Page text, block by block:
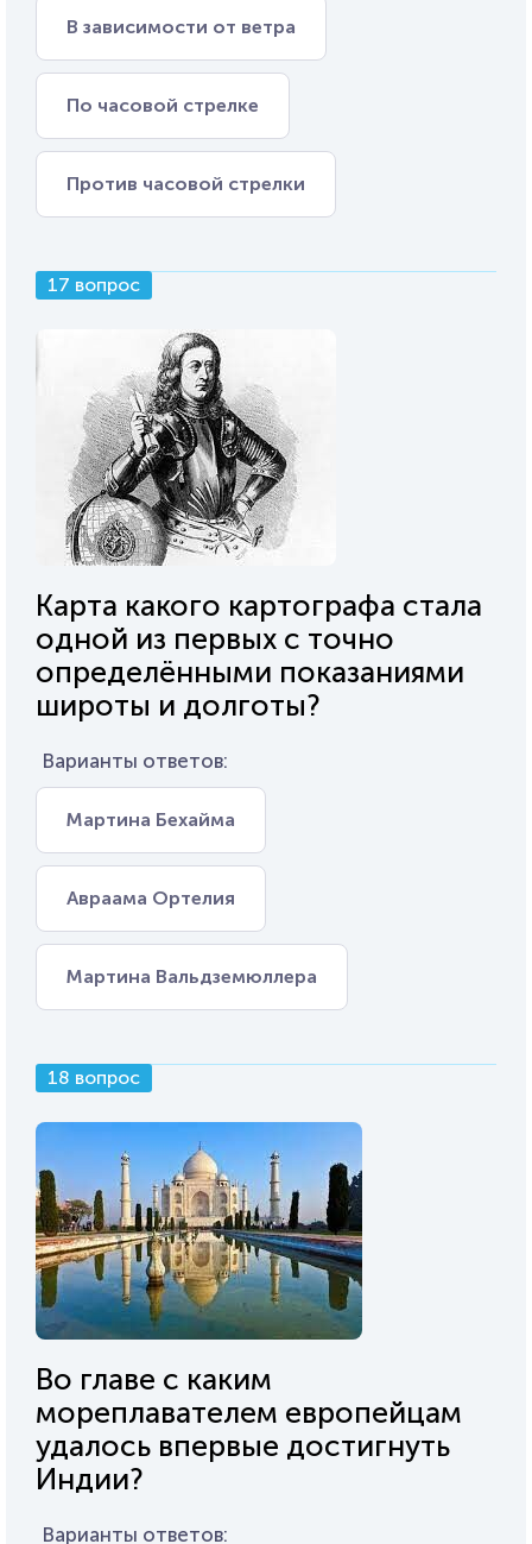
В зависимости от ветра
По часовой стрелке
Против часовой стрелки
17 вопрос
Карта какого картографа стала
одной из первых с точно
определёнными показаниями
широты и долготы?
Варианты ответов:
Мартина Бехайма
Авраама Ортелия
Мартина Вальдземюллера
18 вопрос
Во главе с каким
мореплавателем европейцам
удалось впервые достигнуть
Индии?
Варианты ответов: